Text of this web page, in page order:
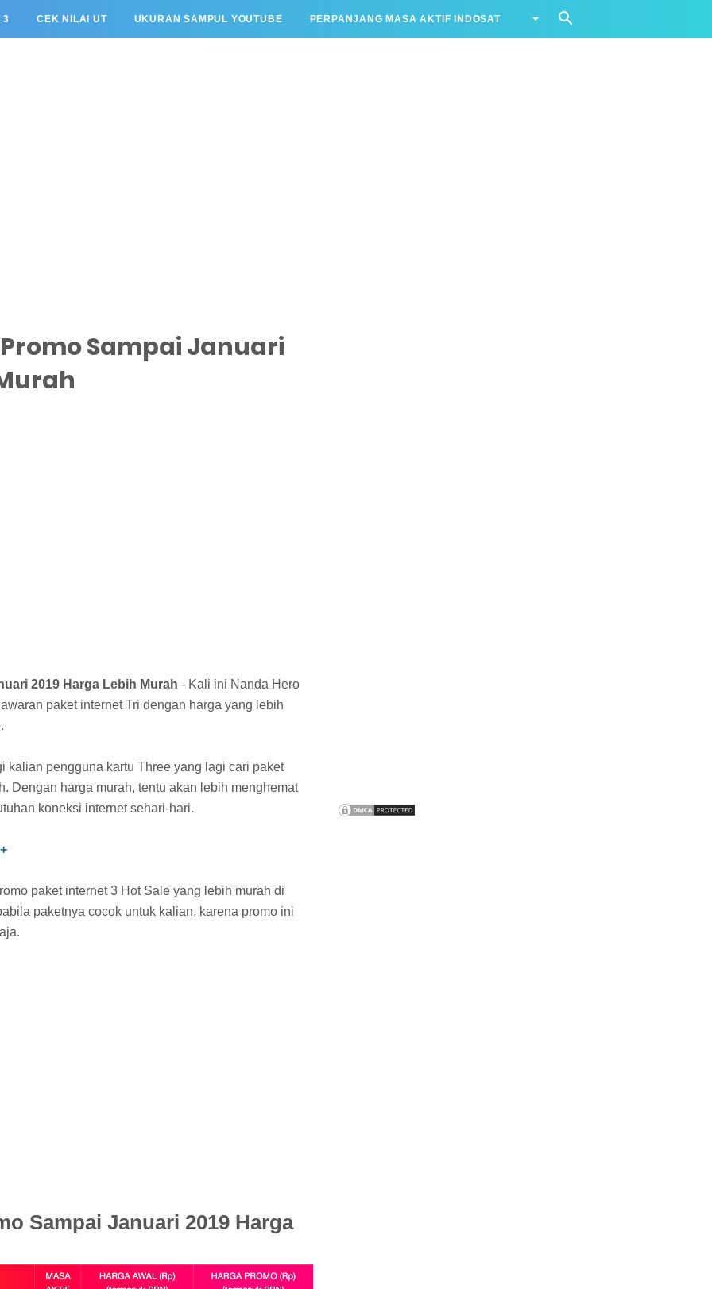
3 CEK NILAI UT UKURAN SAMPUL YOUTUBE PERPANJANG MASA AKTIF INDOSAT
Sampai Januari
2019 Harga Lebih Murah - Kali ini Nanda Hero
paket internet Tri dengan harga yang lebih
kalian pengguna kartu Three yang lagi cari paket
Dengan harga murah, tentu akan lebih menghemat
koneksi internet sehari-hari.
paket internet 3 Hot Sale yang lebih murah di
paketnya cocok untuk kalian, karena promo ini
Sampai Januari 2019 Harga